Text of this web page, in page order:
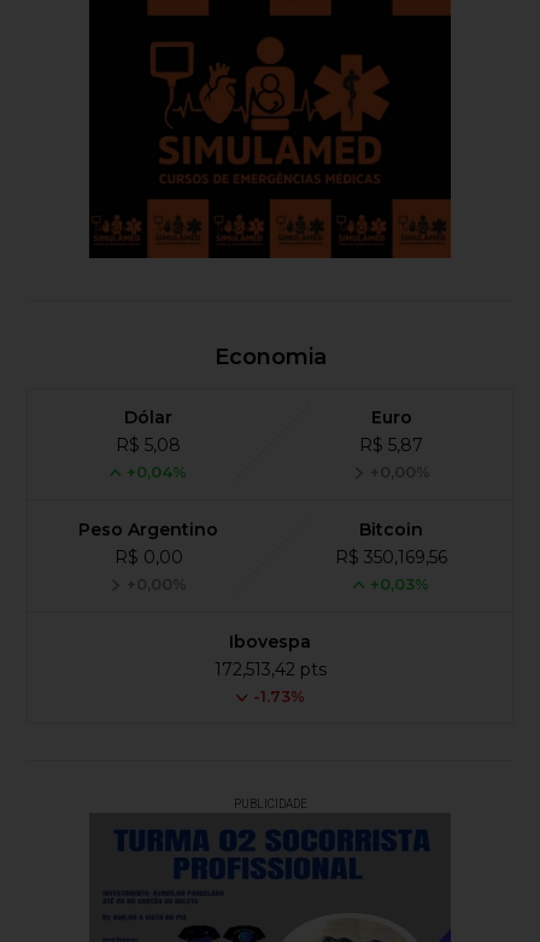
Economia
Dólar
R$ 5,08
+0,04%
Euro
R$ 5,87
+0,00%
Peso Argentino
R$ 0,00
+0,00%
Bitcoin
R$ 350,169,56
+0,03%
Ibovespa
172,513,42 pts
-1.73%
PUBLICIDADE